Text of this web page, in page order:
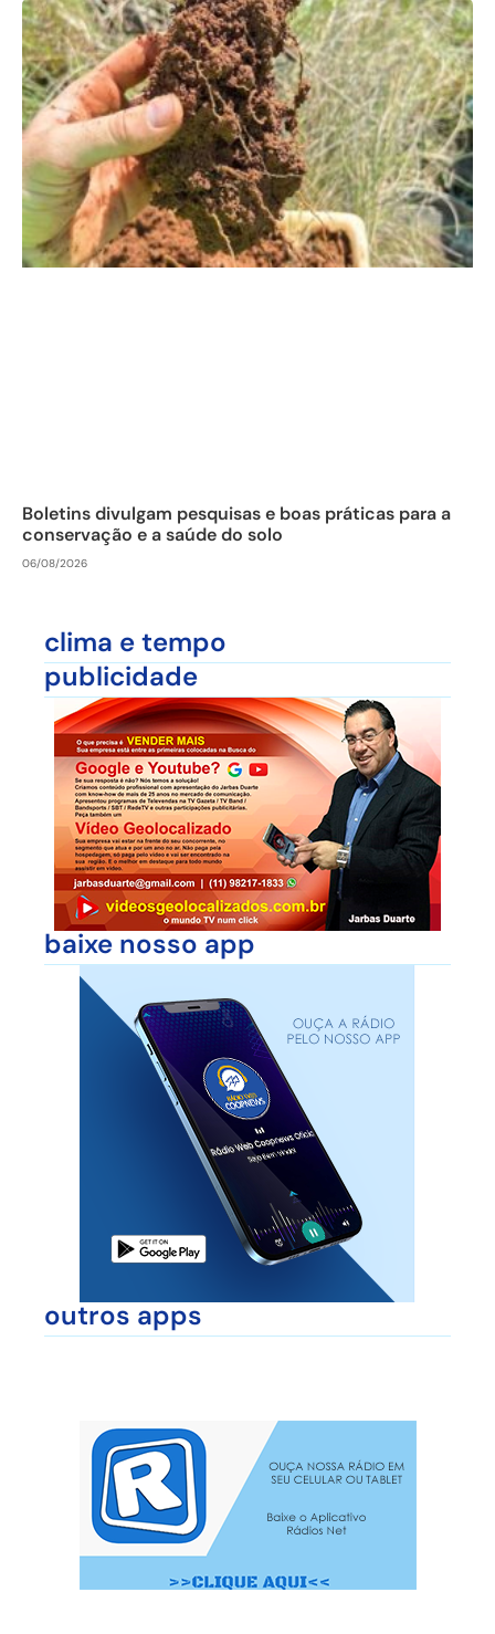
Boletins divulgam pesquisas e boas práticas para a
conservação e a saúde do solo
06/08/2026
clima e tempo
publicidade
baixe nosso app
outros apps